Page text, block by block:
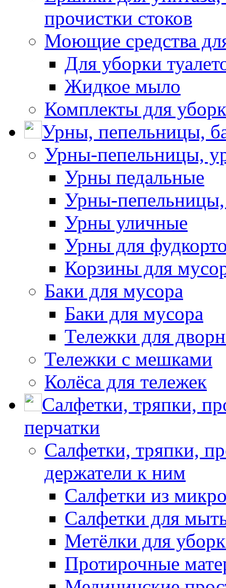
прочистки стоков
Моющие средства
Для уборки
Жидкое мыло
Комплекты для
Урны, пепельницы,
Урны-пепельницы,
Урны педальные
Урны-
Урны уличные
Урны для
Корзины для
Баки для мусора
Баки для мусора
Тележки для
Тележки с мешками
Колёса для тележек
Салфетки, тряпки,
перчатки
Салфетки, тряпки,
держатели к ним
Салфетки из
Салфетки для
Метёлки для
Протирочные